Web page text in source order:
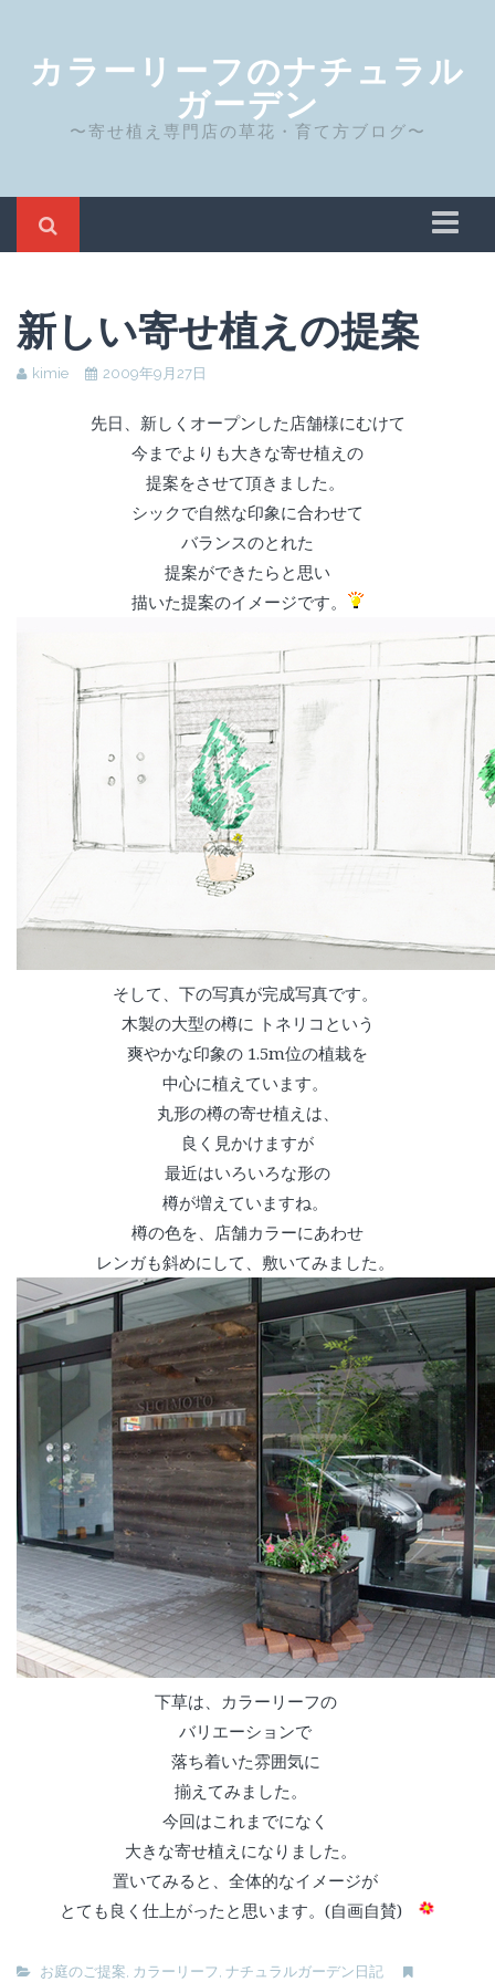
カラーリーフのナチュラル
ガーデン
〜寄せ植え専門店の草花・育て方ブログ〜
Privacy Policy
サイト運営者について
新しい寄せ植えの提案
kimie 2009年9月27日
先日、新しくオープンした店舗様にむけて
今までよりも大きな寄せ植えの
提案をさせて頂きました。
シックで自然な印象に合わせて
バランスのとれた
提案ができたらと思い
描いた提案のイメージです。
そして、下の写真が完成写真です。
木製の大型の樽に トネリコという
爽やかな印象の 1.5m位の植栽を
中心に植えています。
丸形の樽の寄せ植えは、
良く見かけますが
最近はいろいろな形の
樽が増えていますね。
樽の色を、店舗カラーにあわせ
レンガも斜めにして、敷いてみました。
下草は、カラーリーフの
バリエーションで
落ち着いた雰囲気に
揃えてみました。
今回はこれまでになく
大きな寄せ植えになりました。
置いてみると、全体的なイメージが
とても良く仕上がったと思います。(自画自賛)
お庭のご提案, カラーリーフ , ナチュラルガーデン日記